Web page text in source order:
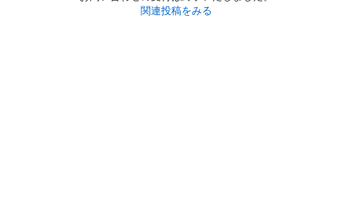
関連投稿をみる